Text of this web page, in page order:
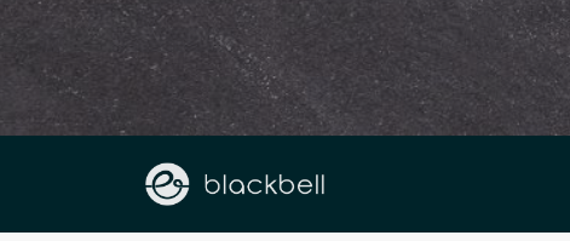
Über